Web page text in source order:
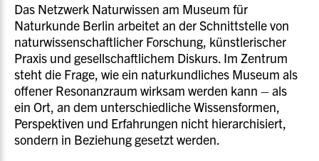
Das Netzwerk Naturwissen am Museum für
Naturkunde Berlin arbeitet an der Schnittstelle von
naturwissenschaftlicher Forschung, künstlerischer
Praxis und gesellschaftlichem Diskurs. Im Zentrum
steht die Frage, wie ein naturkundliches Museum als
offener Resonanzraum wirksam werden kann – als
ein Ort, an dem unterschiedliche Wissensformen,
Perspektiven und Erfahrungen nicht hierarchisiert,
sondern in Beziehung gesetzt werden.